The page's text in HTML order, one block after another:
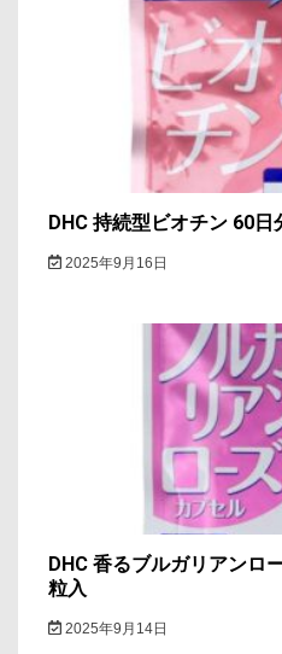
DHC 持続型ビオチン 60日
2025年9月16日
DHC 香るブルガリアンロ
粒入
2025年9月14日